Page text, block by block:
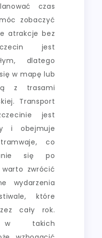
czas
zobaczyć
atrakcje bez
jest
dlatego
w mapę lub
z trasami
Transport
jest
i obejmuje
co
się po
zwrócić
wydarzenia
które
cały rok.
w takich